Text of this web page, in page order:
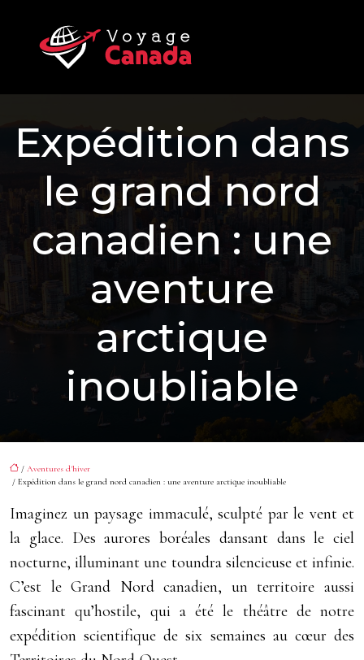
Expédition dans
le grand nord
canadien : une
aventure
arctique
inoubliable
/ Aventures d'hiver
/ Expédition dans le grand nord canadien : une aventure arctique inoubliable
Imaginez un paysage immaculé, sculpté par le vent et
la glace. Des aurores boréales dansant dans le ciel
nocturne, illuminant une toundra silencieuse et infinie.
C’est le Grand Nord canadien, un territoire aussi
fascinant qu’hostile, qui a été le théâtre de notre
expédition scientifique de six semaines au cœur des